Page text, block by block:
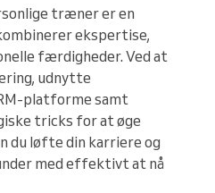
træner er en
ekspertise,
færdigheder. Ved at
udnytte
platforme samt
tricks for at øge
du løfte din karriere og
med effektivt at nå